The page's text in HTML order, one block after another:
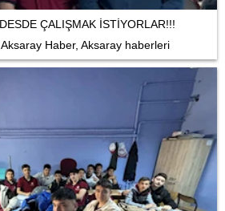
ÇALIŞMAK İSTİYORLAR!!!
Haber, Aksaray haberleri